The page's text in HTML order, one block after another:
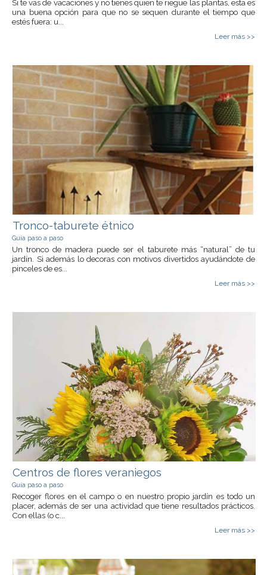
Si te vas de vacaciones y no tienes quien te riegue las plantas, esta es
una buena opción para que no se sequen durante el tiempo que
estés fuera: u...
Leer más >>
Tronco-taburete étnico
Guía paso a paso
Un tronco de madera puede ser el taburete más “natural” de tu
jardín. Si además lo decoras con motivos divertidos ayudándote de
pinceles de es...
Leer más >>
Centros de flores veraniegos
Guía paso a paso
Recoger flores en el campo o en nuestro propio jardín es todo un
placer, además de ser una actividad que tiene resultados prácticos.
Con ellas (o c...
Leer más >>